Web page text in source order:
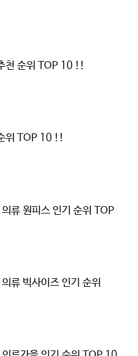
천 순위 TOP 10 !!
위 TOP 10 !!
류 원피스 인기 순위 TOP
류 빅사이즈 인기 순위